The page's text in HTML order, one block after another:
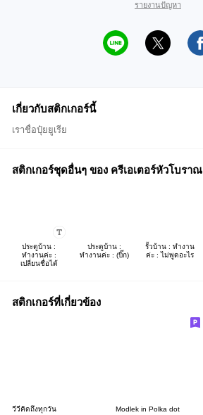
รายงานปัญหา
เกี่ยวกับสติกเกอร์นี้
เราชื่อปุ๋ยยูเรีย
สติกเกอร์ชุดอื่นๆ ของ ครีเอเตอร์หัวโบราณ
ประตูบ้าน :
ทำงานค่ะ :
เปลี่ยนชื่อได้
ประตูบ้าน :
ทำงานค่ะ : (บิ๊ก)
รั้วบ้าน : ทำงาน
ค่ะ : ไม่พูดอะไร
สติกเกอร์ที่เกี่ยวข้อง
วีวี่คิดถึงทุกวัน Modlek in Polka dot